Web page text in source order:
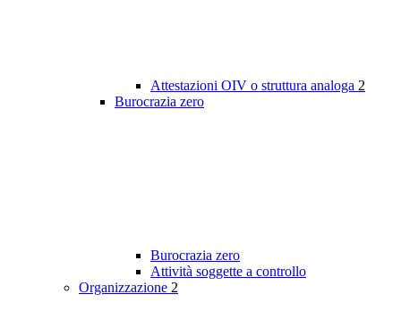
Attestazioni OIV o struttura analoga 2
Burocrazia zero
Burocrazia zero
Attività soggette a controllo
Organizzazione 2